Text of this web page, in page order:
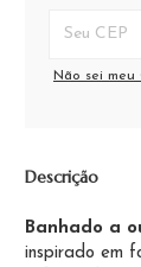
Não sei meu
Descrição
Banhado a
inspirado em